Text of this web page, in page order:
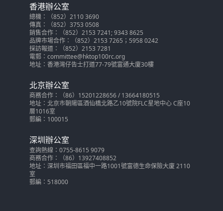
香港辦公室
總機：（852）2110 3690
傳真：（852）3753 0508
銷售合作：（852）2153 7241; 9343 8625
品牌市場合作：（852）2153 7265；5958 0242
採訪報道：（852）2153 7281
電郵：committee@hktop100rc.org
地址：香港灣仔告士打道77-79號富通大廈30樓
北京辦公室
商務合作：（86）15201228656 / 13664180515
地址：北京市朝陽區酒仙橋北路乙10號院FLC星地中心 C座10
層1016室
郵編：100015
深圳辦公室
查詢熱線：0755-8615 9079
商務合作：（86）13927408852
地址：深圳市福田區福中一路1001號富德生命保險大廈 2110
室
郵編：518000